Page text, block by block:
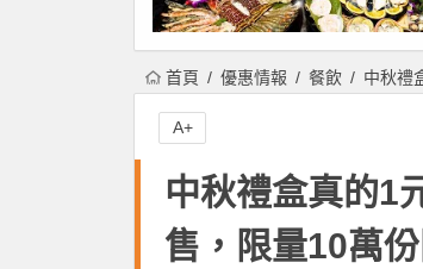
首頁 優惠情報 餐飲 中秋禮
中秋禮盒真的1
售，限量10萬份
A+